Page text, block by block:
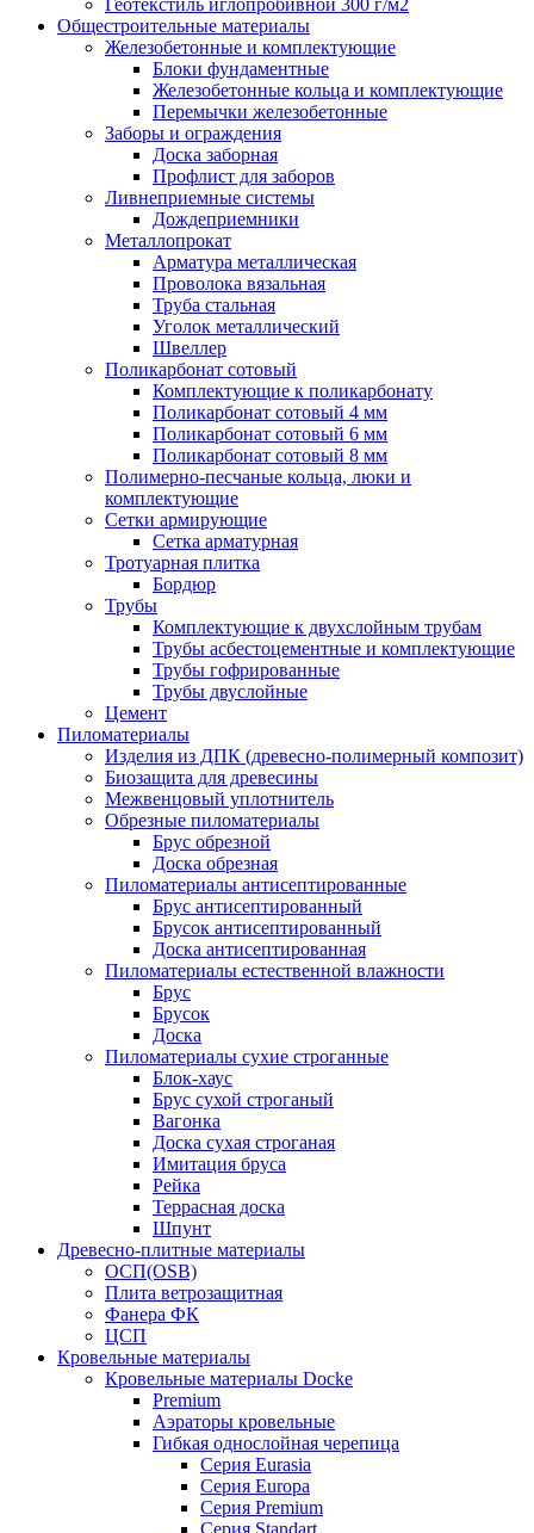
Общестроительные материалы
Железобетонные и комплектующие
Блоки фундаментные
Железобетонные кольца и комплектующие
Перемычки железобетонные
Заборы и ограждения
Доска заборная
Профлист для заборов
Ливнеприемные системы
Дождеприемники
Металлопрокат
Арматура металлическая
Проволока вязальная
Труба стальная
Уголок металлический
Швеллер
Поликарбонат сотовый
Комплектующие к поликарбонату
Поликарбонат сотовый 4 мм
Поликарбонат сотовый 6 мм
Поликарбонат сотовый 8 мм
Полимерно-песчаные кольца, люки и
комплектующие
Сетки армирующие
Сетка арматурная
Тротуарная плитка
Бордюр
Трубы
Комплектующие к двухслойным трубам
Трубы асбестоцементные и комплектующие
Трубы гофрированные
Трубы двуслойные
Цемент
Пиломатериалы
Изделия из ДПК (древесно-полимерный композит)
Биозащита для древесины
Межвенцовый уплотнитель
Обрезные пиломатериалы
Брус обрезной
Доска обрезная
Пиломатериалы антисептированные
Брус антисептированный
Брусок антисептированный
Доска антисептированная
Пиломатериалы естественной влажности
Брус
Брусок
Доска
Пиломатериалы сухие строганные
Блок-хаус
Брус сухой строганый
Вагонка
Доска сухая строганая
Имитация бруса
Рейка
Террасная доска
Шпунт
Древесно-плитные материалы
ОСП(OSB)
Плита ветрозащитная
Фанера ФК
ЦСП
Кровельные материалы
Кровельные материалы Docke
Premium
Аэраторы кровельные
Гибкая однослойная черепица
Серия Eurasia
Серия Europa
Серия Premium
Серия Standart